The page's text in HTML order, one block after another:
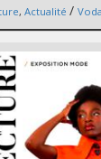
, Actualité /